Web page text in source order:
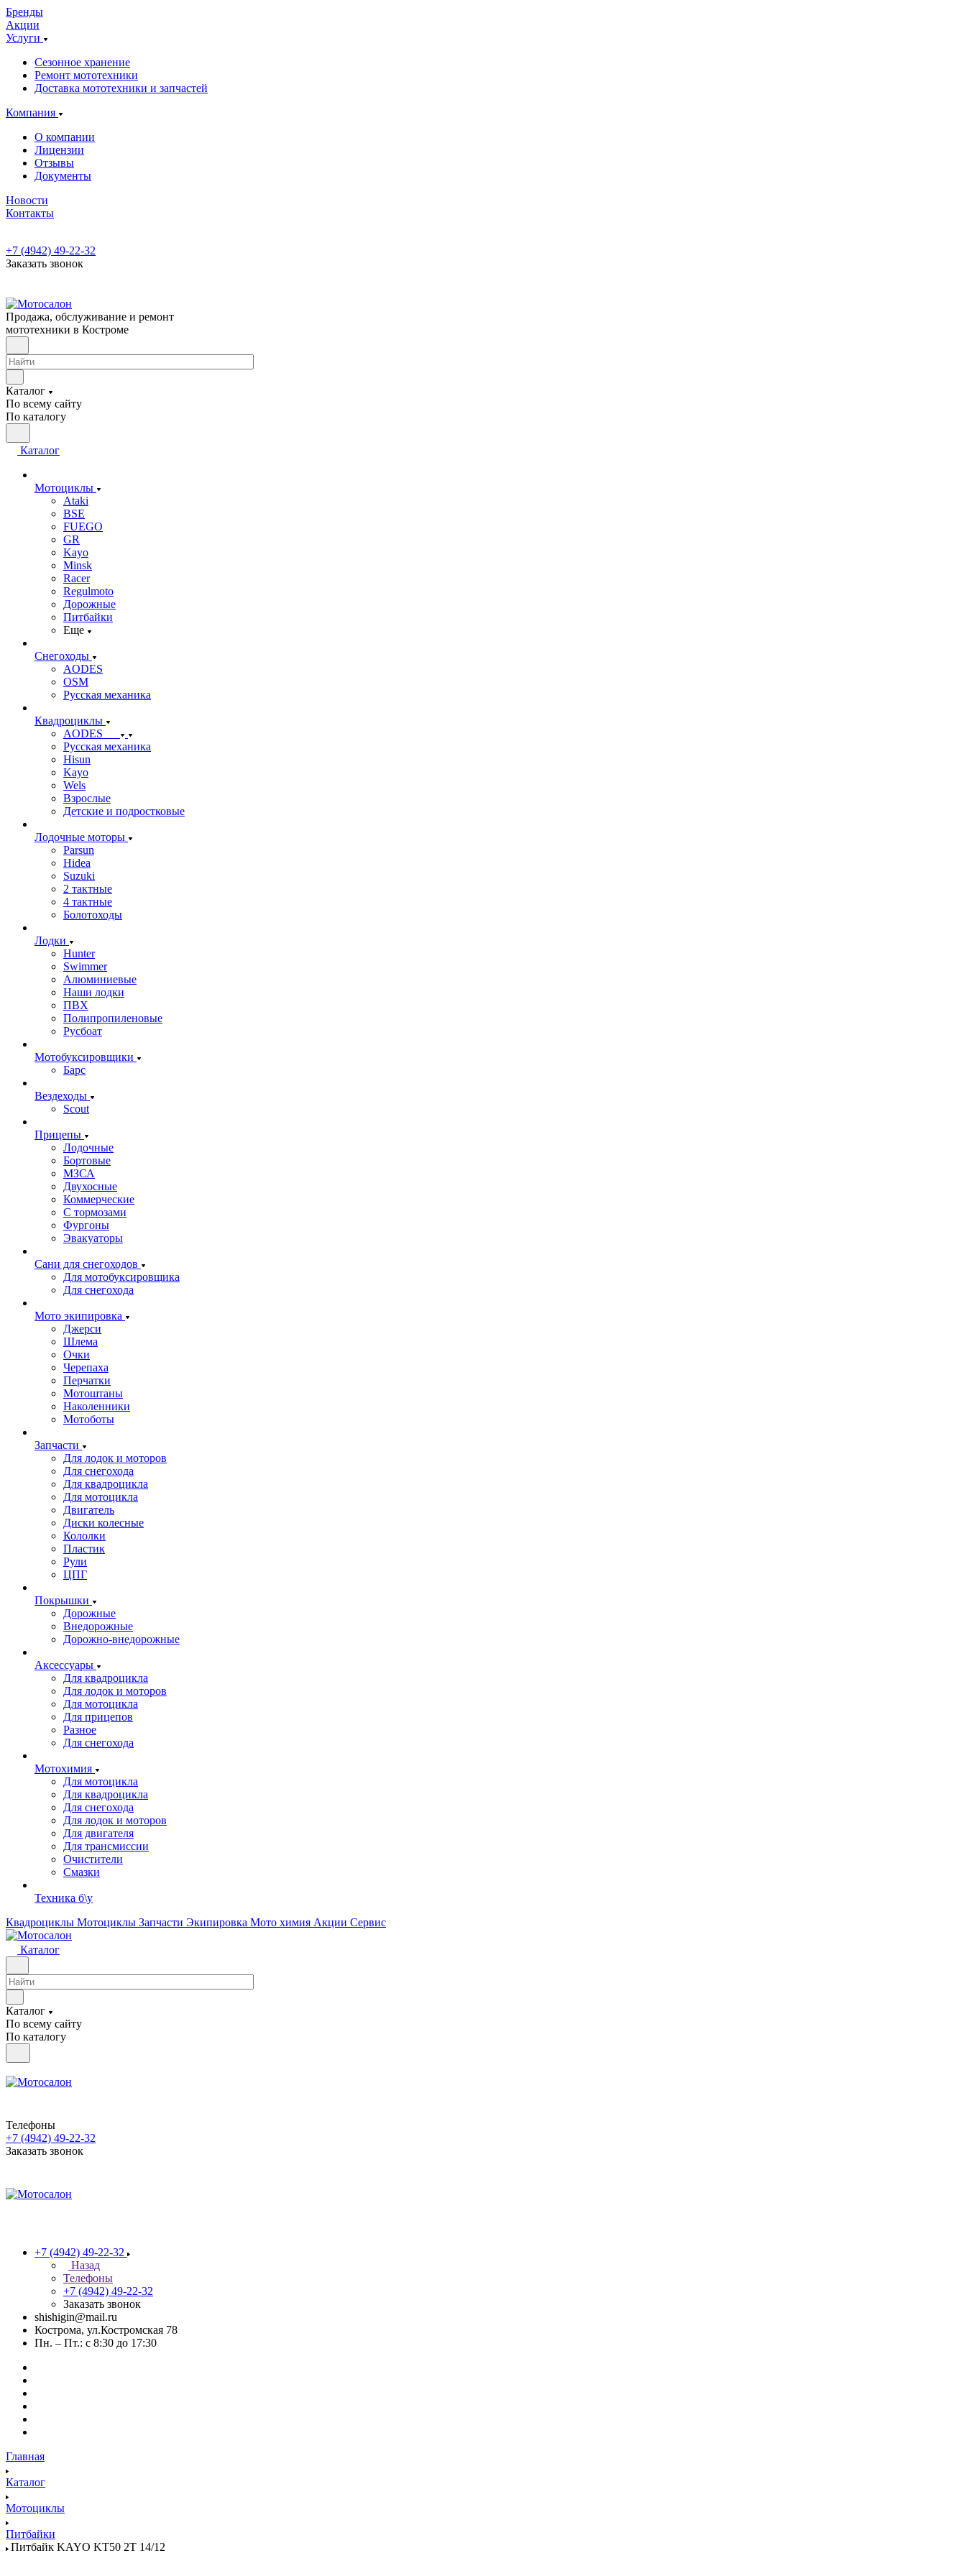
Бренды
Акции
Услуги
Сезонное хранение
Ремонт мототехники
Доставка мототехники и запчастей
Компания
О компании
Лицензии
Отзывы
Документы
Новости
Контакты
+7 (4942) 49-22-32
Заказать звонок
Продажа, обслуживание и ремонт
мототехники в Костроме
Каталог
По всему сайту
По каталогу
Каталог
Мотоциклы
Ataki
BSE
FUEGO
GR
Kayo
Minsk
Racer
Regulmoto
Дорожные
Питбайки
Еще
Снегоходы
AODES
OSM
Русская механика
Квадроциклы
AODES
Русская механика
Hisun
Kayo
Wels
Взрослые
Детские и подростковые
Лодочные моторы
Parsun
Hidea
Suzuki
2 тактные
4 тактные
Болотоходы
Лодки
Hunter
Swimmer
Алюминиевые
Наши лодки
ПВХ
Полипропиленовые
Русбоат
Мотобуксировщики
Барс
Вездеходы
Scout
Прицепы
Лодочные
Бортовые
МЗСА
Двухосные
Коммерческие
С тормозами
Фургоны
Эвакуаторы
Сани для снегоходов
Для мотобуксировщика
Для снегохода
Мото экипировка
Джерси
Шлема
Очки
Черепаха
Перчатки
Мотоштаны
Наколенники
Мотоботы
Запчасти
Для лодок и моторов
Для снегохода
Для квадроцикла
Для мотоцикла
Двигатель
Диски колесные
Кололки
Пластик
Рули
ЦПГ
Покрышки
Дорожные
Внедорожные
Дорожно-внедорожные
Аксессуары
Для квадроцикла
Для лодок и моторов
Для мотоцикла
Для прицепов
Разное
Для снегохода
Мотохимия
Для мотоцикла
Для квадроцикла
Для снегохода
Для лодок и моторов
Для двигателя
Для трансмиссии
Очистители
Смазки
Техника б\у
Квадроциклы Мотоциклы Запчасти Экипировка Мото химия Акции Сервис
Каталог
Каталог
По всему сайту
По каталогу
Телефоны
+7 (4942) 49-22-32
Заказать звонок
+7 (4942) 49-22-32
Назад
Телефоны
+7 (4942) 49-22-32
Заказать звонок
shishigin@mail.ru
Кострома, ул.Костромская 78
Пн. – Пт.: с 8:30 до 17:30
Главная
Каталог
Мотоциклы
Питбайки
Питбайк KAYO KT50 2T 14/12